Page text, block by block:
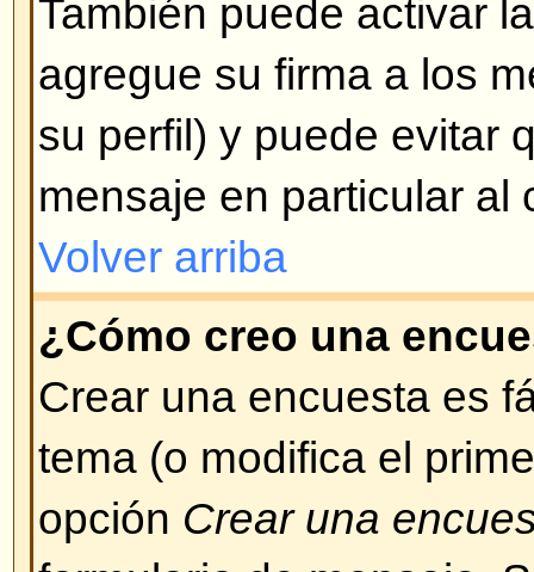
Aparecen introduciendo un
ejemplo: :) significa feliz, :(
completa de emoticonos
desplegada cuando se está
Trate de no abusar de ellos, si
considera que su mensaje se
este motivo, puede decidir
de los mismos.
Volver arriba
¿Puedo colocar imágenes en
Las imágenes pueden ser
Sin embargo, de momento no